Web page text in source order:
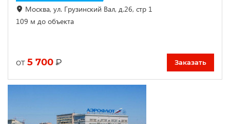
Москва, ул. Грузинский Вал, д.26, стр 1
109 м до объекта
от 5 700 ₽ Заказать